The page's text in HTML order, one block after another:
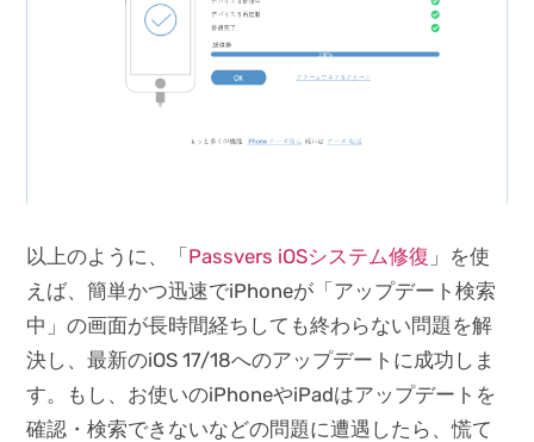
以上のように、「Passvers iOSシステム修復 」を使
えば、簡単かつ迅速でiPhoneが「アップデート検索
中」の画面が長時間経ちしても終わらない問題を解
決し、最新のiOS 17/18へのアップデートに成功しま
す。もし、お使いのiPhoneやiPadはアップデートを
確認・検索できないなどの問題に遭遇したら、慌て